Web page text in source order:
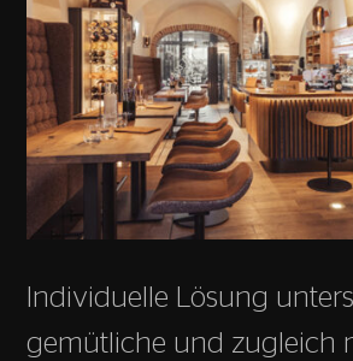
Individuelle Lösung
gemütliche und zugleich